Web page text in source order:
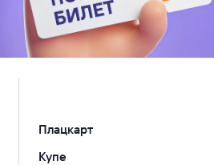
Плацкарт
Купе